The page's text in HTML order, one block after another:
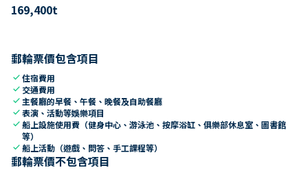
169,400t
郵輪票價包含項目
check住宿費用
check 交通費用
check 主餐廳的早餐、午餐、晚餐及自助餐廳
check表演、活動等娛樂項目
check船上設施使用費（健身中心、游泳池、按摩浴缸、俱樂部休息室、圖書館
等）
check船上活動（遊戲、問答、手工課程等）
郵輪票價不包含項目